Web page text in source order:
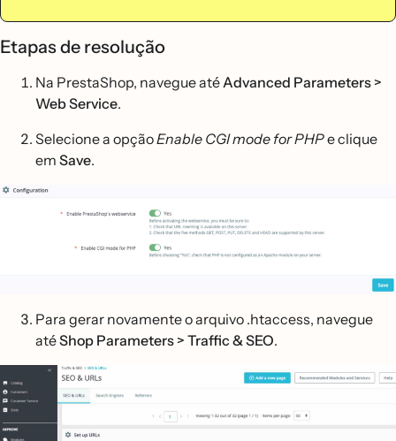
Etapas de resolução
Na PrestaShop, navegue atéAdvanced Parameters >
Web Service.
Selecione a opçãoEnable CGI mode for PHPe clique
em Save.
Para gerar novamente o arquivo .htaccess, navegue
atéShop Parameters > Traffic & SEO.